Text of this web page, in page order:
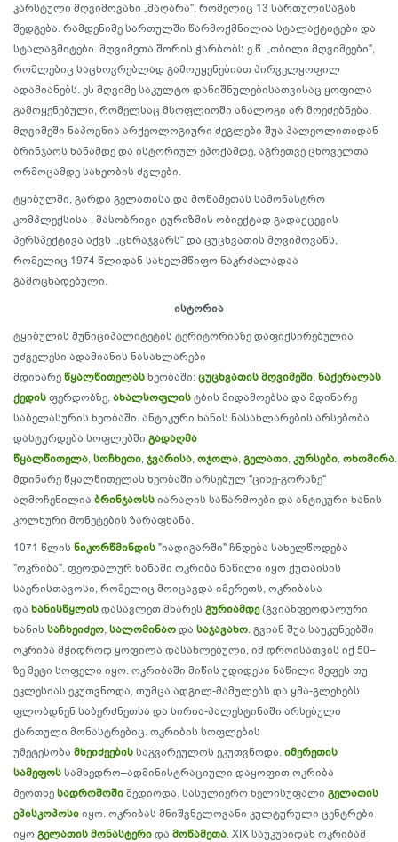
კარსტული მღვიმოვანი „მაღარა", რომელიც 13 სართულისაგან
შედგება. რამდენიმე სართულში წარმოქმნილია სტალაქტიტები და
სტალაგმიტები. მღვიმეთა შორის ჭარბობს ე.წ. „თბილი მღვიმეები",
რომლებიც საცხოვრებლად გამოუყენებიათ პირველყოფილ
ადამიანებს. ეს მღვიმე საკულტო დანიშნულებისათვისაც ყოფილა
გამოყენებული, რომელსაც მსოფლიოში ანალოგი არ მოეძებნება.
მღვიმეში ნაპოვნია არქეოლოგიური ძეგლები შუა პალეოლითიდან
ბრინჯაოს ხანამდე და ისტორიულ ეპოქამდე, აგრეთვე ცხოველთა
ორმოცამდე სახეობის ძვლები.
ტყიბულში, გარდა გელათისა და მოწამეთას სამონასტრო
კომპლექსისა , მასობრივი ტურიზმის ობიექტად გადაქცევის
პერსპექტივა აქვს ,,ცხრაჯვარს“ და ცუცხვათის მღვიმოვანს,
რომელიც 1974 წლიდან სახელმწიფო ნაკრძალადაა
გამოცხადებული.
ისტორია
ტყიბულის მუნიციპალიტეტის ტერიტორიაზე დაფიქსირებულია
უძველესი ადამიანის ნასახლარები
მდინარეწყალწითელასხეობაში:ცუცხვათის მღვიმეში,ნაქერალას
ქედისფერდობზე,ახალსოფლისტბის მიდამოებსა და მდინარე
საბელასურის ხეობაში. ანტიკური ხანის ნასახლარების არსებობა
დასტურდება სოფლებში გადაღმა
წყალწითელა,სოჩხეთი,ჯვარისა,ოჯოლა,გელათი,კურსები,ოხომირა.
მდინარე წყალწითელას ხეობაში არსებულ "ციხე-გორაზე"
აღმოჩენილია ბრინჯაოსსიარაღის საწარმოები და ანტიკური ხანის
კოლხური მონეტების ზარაფხანა.
1071 წლის ნიკორწმინდის"იადიგარში" ჩნდება სახელწოდება
"ოკრიბა". ფეოდალურ ხანაში ოკრიბა ნაწილი იყო ქუთაისის
საერისთავოსი, რომელიც მოიცავდა იმერეთს, ოკრიბასა
და ხანისწყლისდასავლეთ მხარეს გურიამდე(გვიანფეოდალური
ხანის საჩხეიძეო,სალომინაოდა საჯავახო. გვიან შუა საუკუნეებში
ოკრიბა მჭიდროდ ყოფილა დასახლებული, იმ დროისათვის იქ 50–
ზე მეტი სოფელი იყო. ოკრიბაში მიწის უდიდესი ნაწილი მეფეს თუ
ეკლესიას ეკუთვნოდა, თუმცა ადგილ-მამულებს და ყმა-გლეხებს
ფლობდნენ საბერძნეთსა და სირია-პალესტინაში არსებული
ქართული მონასტრებიც. ოკრიბის სოფლების
უმეტესობა მხეიძეებისსაგვარეულოს ეკუთვნოდა.იმერეთის
სამეფოსსამხედრო–ადმინისტრაციული დაყოფით ოკრიბა
მეოთხესადროშოშიშედიოდა. სასულიერო ხელისუფალი გელათის
ეპისკოპოსიიყო. ოკრიბას მნიშვნელოვანი კულტურული ცენტრები
იყოგელათის მონასტერიდა მოწამეთა. XIX საუკუნიდან ოკრიბამ